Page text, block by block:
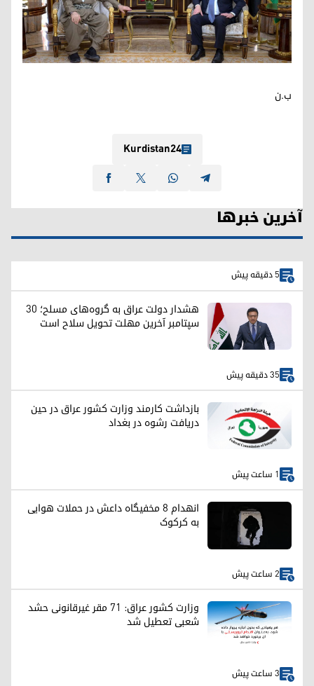
ب.ن
Kurdistan24
آخرین خبرها
5 دقیقه پیش
هشدار دولت عراق به گروه‌های مسلح؛ ۳۰
سپتامبر آخرین مهلت تحویل سلاح است
35 دقیقه پیش
بازداشت کارمند وزارت کشور عراق در حین
دریافت رشوه در بغداد
1 ساعت پیش
انهدام ۸ مخفیگاه داعش در حملات هوایی
به کرکوک
2 ساعت پیش
وزارت کشور عراق: ۷۱ مقر غیرقانونی حشد
شعبی تعطیل شد
3 ساعت پیش